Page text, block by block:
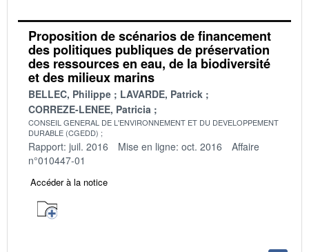
Proposition de scénarios de financement
des politiques publiques de préservation
des ressources en eau, de la biodiversité
et des milieux marins
BELLEC, Philippe
LAVARDE, Patrick
CORREZE-LENEE, Patricia
CONSEIL GENERAL DE L'ENVIRONNEMENT ET DU DEVELOPPEMENT
DURABLE (CGEDD)
Rapport: juil. 2016 Mise en ligne: oct. 2016
Affaire
n°010447-01
Accéder à la notice